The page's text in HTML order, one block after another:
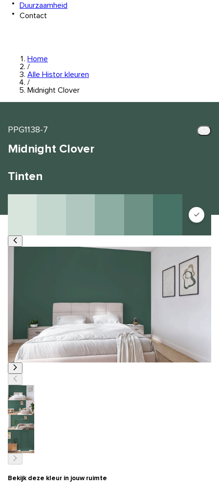
Duurzaamheid
Contact
Home
/
Alle Histor kleuren
/
Midnight Clover
PPG1138-7
Midnight Clover
Tinten
Bekijk deze kleur in jouw ruimte